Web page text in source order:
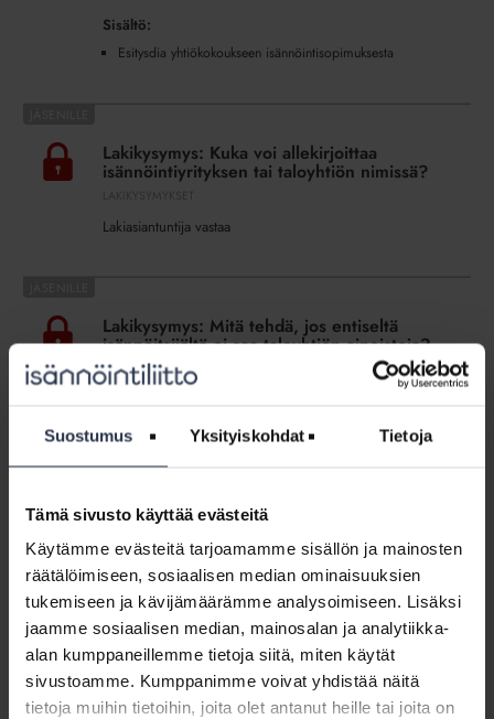
Suostumus Yksityiskohdat Tietoja
Tämä sivusto käyttää evästeitä
Käytämme evästeitä tarjoamamme sisällön ja mainosten
räätälöimiseen, sosiaalisen median ominaisuuksien
tukemiseen ja kävijämäärämme analysoimiseen. Lisäksi
jaamme sosiaalisen median, mainosalan ja analytiikka-
alan kumppaneillemme tietoja siitä, miten käytät
sivustoamme. Kumppanimme voivat yhdistää näitä
tietoja muihin tietoihin, joita olet antanut heille tai joita on
Sisältö:
Esitysdia yhtiökokoukseen isännöintisopimuksesta
Kuka
allekirjoittaa
Lakikysymys: Kuka voi allekirjoittaa
isännöintiyrityksen tai taloyhtiön nimissä?
Lakiasiantuntija vastaa
tehdä,
jos
entiseltä
aineistoja?
Lakikysymys: Mitä tehdä, jos entiseltä
isännöitsijältä ei saa taloyhtiön aineistoja?
LAKIKYSYMYKSET
Jäsenohje:
allekirjoitus
JÄSENOHJEET
Mikä on sähköinen allekirjoitus? Mitä sähköisessä
allekirjoittamisessa käytännössä tapahtuu? Mitkä taloyhtiön
asiakirjat voi allekirjoittaa sähköisesti? Miten sähköinen
allekirjoitus otetaan käyttöön?
Taloyhtiön
on